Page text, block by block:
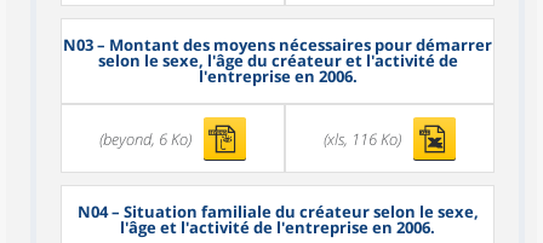
N03– Montant des moyens nécessaires pour démarrer
selon le sexe, l'âge du créateur et l'activité de
l'entreprise en 2006.
(beyond, 6 Ko) (xls, 116 Ko)
N04– Situation familiale du créateur selon le sexe,
l'âge et l'activité de l'entreprise en 2006.